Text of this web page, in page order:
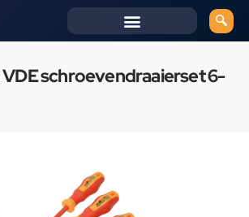
schroevendraaierset 6-